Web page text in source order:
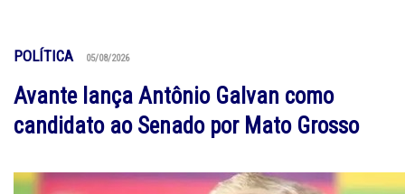
POLÍTICA 05/08/2026
Avante lança Antônio Galvan como
candidato ao Senado por Mato Grosso